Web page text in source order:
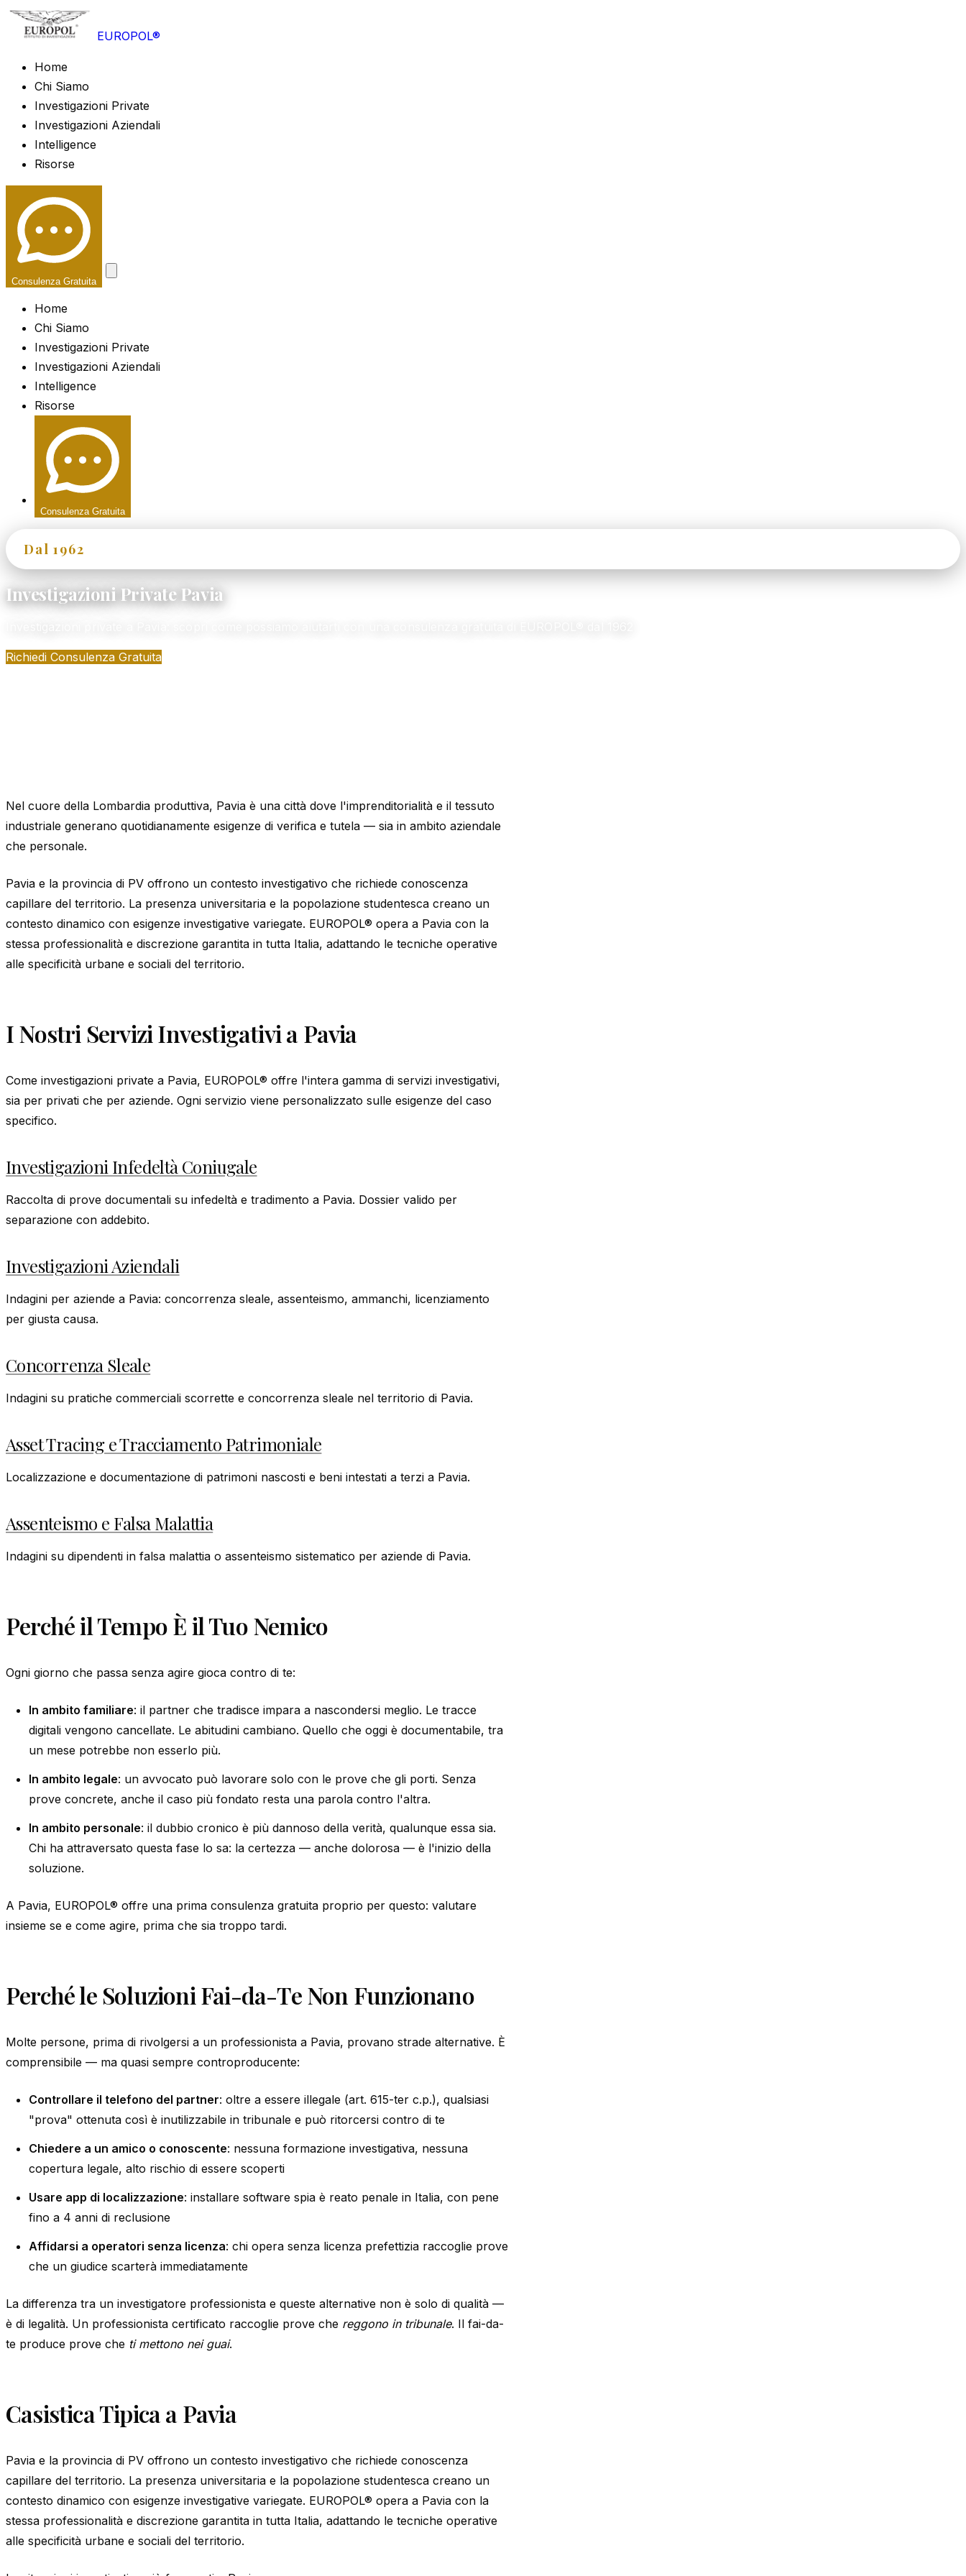
EUROPOL®
Home
Chi Siamo
Investigazioni Private
Investigazioni Aziendali
Intelligence
Risorse
Consulenza Gratuita
Home
Chi Siamo
Investigazioni Private
Investigazioni Aziendali
Intelligence
Risorse
Consulenza Gratuita
Dal 1962
Investigazioni Private Pavia
Richiedi Consulenza Gratuita
Nel cuore della Lombardia produttiva, Pavia è una città dove l'imprenditorialità e il tessuto
industriale generano quotidianamente esigenze di verifica e tutela — sia in ambito aziendale
che personale.
Pavia e la provincia di PV offrono un contesto investigativo che richiede conoscenza
capillare del territorio. La presenza universitaria e la popolazione studentesca creano un
contesto dinamico con esigenze investigative variegate. EUROPOL® opera a Pavia con la
stessa professionalità e discrezione garantita in tutta Italia, adattando le tecniche operative
alle specificità urbane e sociali del territorio.
I Nostri Servizi Investigativi a Pavia
Come investigazioni private a Pavia, EUROPOL® offre l'intera gamma di servizi investigativi,
sia per privati che per aziende. Ogni servizio viene personalizzato sulle esigenze del caso
specifico.
Investigazioni Infedeltà Coniugale
Raccolta di prove documentali su infedeltà e tradimento a Pavia. Dossier valido per
separazione con addebito.
Investigazioni Aziendali
Indagini per aziende a Pavia: concorrenza sleale, assenteismo, ammanchi, licenziamento
per giusta causa.
Concorrenza Sleale
Indagini su pratiche commerciali scorrette e concorrenza sleale nel territorio di Pavia.
Asset Tracing e Tracciamento Patrimoniale
Localizzazione e documentazione di patrimoni nascosti e beni intestati a terzi a Pavia.
Assenteismo e Falsa Malattia
Indagini su dipendenti in falsa malattia o assenteismo sistematico per aziende di Pavia.
Perché il Tempo È il Tuo Nemico
Ogni giorno che passa senza agire gioca contro di te:
In ambito familiare: il partner che tradisce impara a nascondersi meglio. Le tracce
digitali vengono cancellate. Le abitudini cambiano. Quello che oggi è documentabile, tra
un mese potrebbe non esserlo più.
In ambito legale: un avvocato può lavorare solo con le prove che gli porti. Senza
prove concrete, anche il caso più fondato resta una parola contro l'altra.
In ambito personale: il dubbio cronico è più dannoso della verità, qualunque essa sia.
Chi ha attraversato questa fase lo sa: la certezza — anche dolorosa — è l'inizio della
soluzione.
A Pavia, EUROPOL® offre una prima consulenza gratuita proprio per questo: valutare
insieme se e come agire, prima che sia troppo tardi.
Perché le Soluzioni Fai-da-Te Non Funzionano
Molte persone, prima di rivolgersi a un professionista a Pavia, provano strade alternative. È
comprensibile — ma quasi sempre controproducente:
Controllare il telefono del partner: oltre a essere illegale (art. 615-ter c.p.), qualsiasi
"prova" ottenuta così è inutilizzabile in tribunale e può ritorcersi contro di te
Chiedere a un amico o conoscente: nessuna formazione investigativa, nessuna
copertura legale, alto rischio di essere scoperti
Usare app di localizzazione: installare software spia è reato penale in Italia, con pene
fino a 4 anni di reclusione
Affidarsi a operatori senza licenza: chi opera senza licenza prefettizia raccoglie prove
che un giudice scarterà immediatamente
La differenza tra un investigatore professionista e queste alternative non è solo di qualità —
è di legalità. Un professionista certificato raccoglie prove che reggono in tribunale. Il fai-da-
te produce prove che ti mettono nei guai.
Casistica Tipica a Pavia
Pavia e la provincia di PV offrono un contesto investigativo che richiede conoscenza
capillare del territorio. La presenza universitaria e la popolazione studentesca creano un
contesto dinamico con esigenze investigative variegate. EUROPOL® opera a Pavia con la
stessa professionalità e discrezione garantita in tutta Italia, adattando le tecniche operative
alle specificità urbane e sociali del territorio.